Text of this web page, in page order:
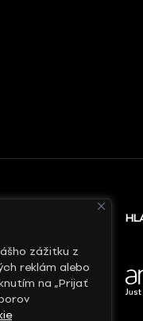
zážitku z
reklám alebo
na „Prijať